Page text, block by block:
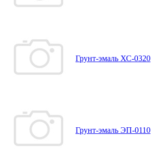
Грунт-эмаль ХС-0320
Грунт-эмаль ЭП-0110